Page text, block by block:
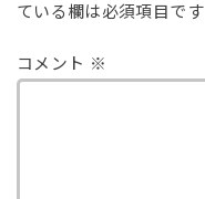
ている欄は必須項目です
コメント ※